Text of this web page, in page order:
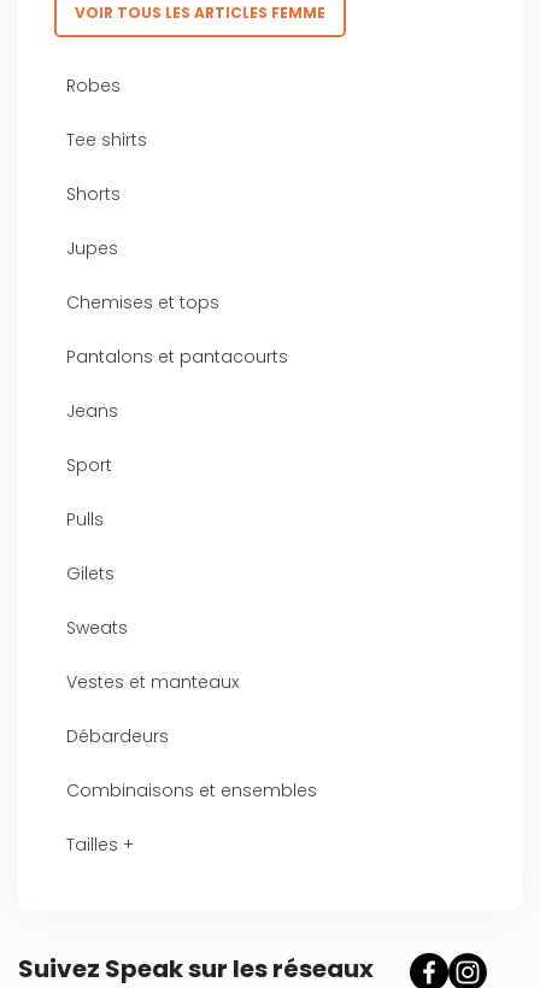
VOIR TOUS LES ARTICLES FEMME
Robes
Tee shirts
Shorts
Jupes
Chemises et tops
Pantalons et pantacourts
Jeans
Sport
Pulls
Gilets
Sweats
Vestes et manteaux
Débardeurs
Combinaisons et ensembles
Tailles +
Suivez Speak sur les réseaux